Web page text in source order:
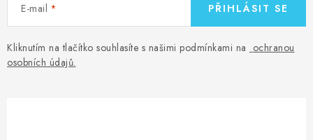
E-mail
Kliknutím na tlačítko souhlasíte s našimi podmínkami na ochranou
osobních údajů.
PŘIHLÁSIT SE